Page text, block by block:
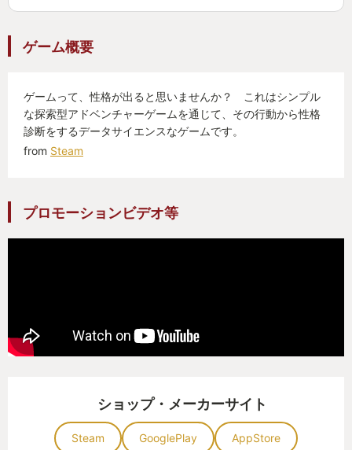
定がしっかりしていて
そちらの魅力がすごく大きいのだけど、その全容は1
周したぐらいではわからない作りになっているの
実にもぜひ触れてもらいたいです。
ゲーム概要
ゲームって、性格が出ると思いませんか？ これはシンプル
な探索型アドベンチャーゲームを通じて、その行動から性格
診断をするデータサイエンスなゲームです。
from Steam
プロモーションビデオ等
ショップ・メーカーサイト
Steam GooglePlay AppStore